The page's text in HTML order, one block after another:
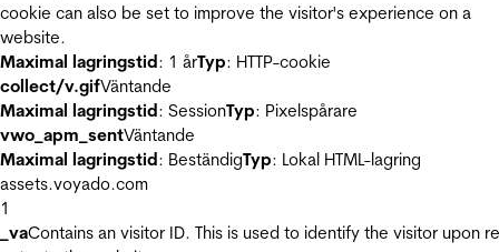
cookie can also be set to improve the visitor's experience on a
website.
Maximal lagringstid: 1 årTyp: HTTP-cookie
collect/v.gifVäntande
Maximal lagringstid: SessionTyp: Pixelspårare
vwo_apm_sentVäntande
Maximal lagringstid: BeständigTyp: Lokal HTML-lagring
assets.voyado.com
1
_vaContains an visitor ID. This is used to identify the visitor upon